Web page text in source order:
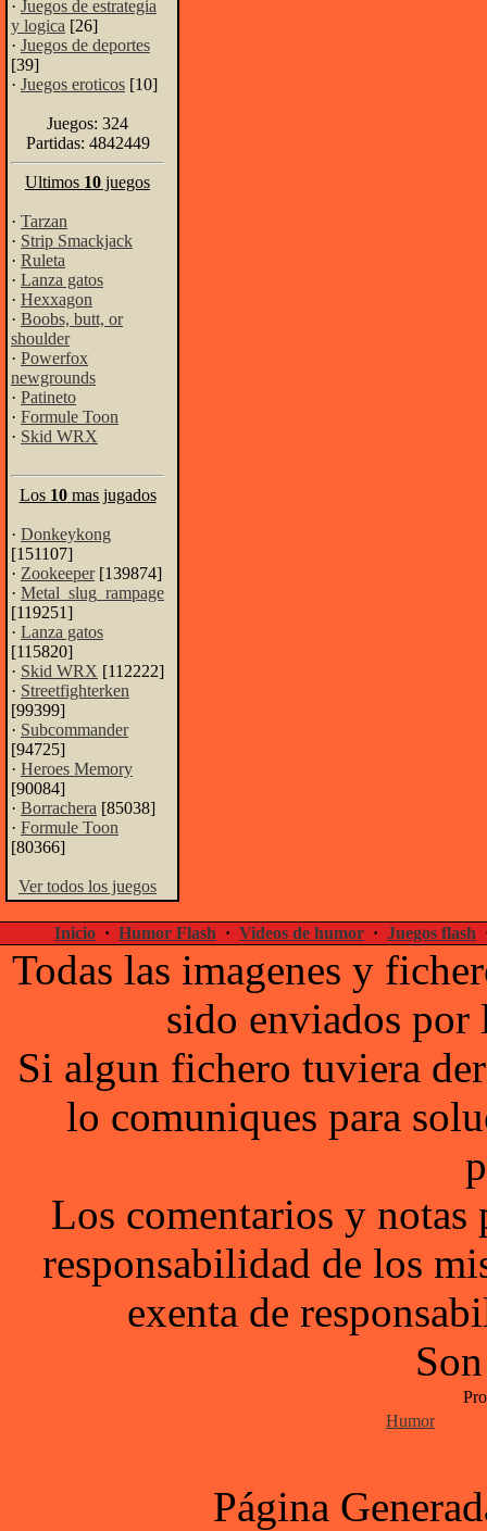
· Juegos de estrategia
y logica [26]
· Juegos de deportes
[39]
· Juegos eroticos [10]
Juegos: 324
Partidas: 4842449
Ultimos 10 juegos
· Tarzan
· Strip Smackjack
· Ruleta
· Lanza gatos
· Hexxagon
· Boobs, butt, or
shoulder
· Powerfox
newgrounds
· Patineto
· Formule Toon
· Skid WRX
Los 10mas jugados
· Donkeykong
[151107]
· Zookeeper[139874]
· Metal_slug_rampage
[119251]
· Lanza gatos
[115820]
· Skid WRX [112222]
· Streetfighterken
[99399]
· Subcommander
[94725]
· Heroes Memory
[90084]
· Borrachera [85038]
· Formule Toon
[80366]
Ver todos los juegos
Inicio · Humor Flash · Videos de humor · Juegos flash
Todas las imagenes y
sido enviados por
Si algun fichero tuviera
lo comuniques para
Los comentarios y notas
responsabilidad de los
exenta de
Humor
Página